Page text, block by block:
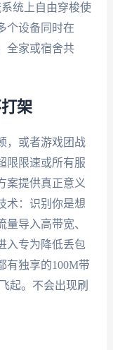
统上自由穿梭使
个设备同时在
全家或宿舍共
架
，或者游戏团战
限限速或所有服
案提供真正意义
术：识别你是想
导入高带宽、
入专为降低丢包
有独享的100M带
起。不会出现刷